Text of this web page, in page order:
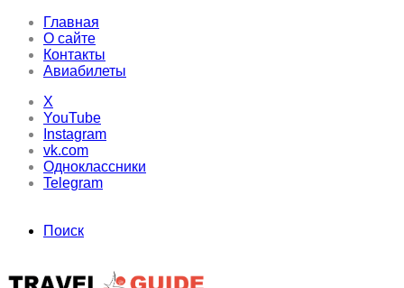
Главная
О сайте
Контакты
Авиабилеты
X
YouTube
Instagram
vk.com
Одноклассники
Telegram
Поиск